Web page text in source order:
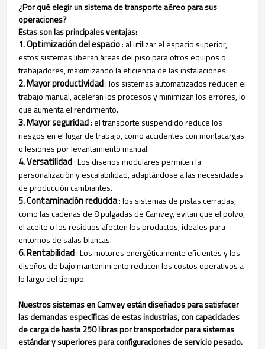
¿Por qué elegir un sistema de transporte aéreo para sus
operaciones?
Estas son las principales ventajas:
1. Optimización del espacio: al utilizar el espacio superior,
estos sistemas liberan áreas del piso para otros equipos o
trabajadores, maximizando la eficiencia de las instalaciones.
2. Mayor productividad: los sistemas automatizados reducen el
trabajo manual, aceleran los procesos y minimizan los errores, lo
que aumenta el rendimiento.
3. Mayor seguridad: el transporte suspendido reduce los
riesgos en el lugar de trabajo, como accidentes con montacargas
o lesiones por levantamiento manual.
4. Versatilidad: Los diseños modulares permiten la
personalización y escalabilidad, adaptándose a las necesidades
de producción cambiantes.
5. Contaminación reducida: los sistemas de pistas cerradas,
como las cadenas de 8 pulgadas de Camvey, evitan que el polvo,
el aceite o los residuos afecten los productos, ideales para
entornos de salas blancas.
6. Rentabilidad: Los motores energéticamente eficientes y los
diseños de bajo mantenimiento reducen los costos operativos a
lo largo del tiempo.
Nuestros sistemas en Camvey están diseñados para satisfacer
las demandas específicas de estas industrias, con capacidades
de carga de hasta 250 libras por transportador para sistemas
estándar y superiores para configuraciones de servicio pesado.